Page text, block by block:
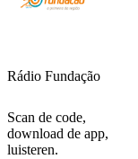
Rádio Fundação
Scan de code,
download de app,
luisteren.